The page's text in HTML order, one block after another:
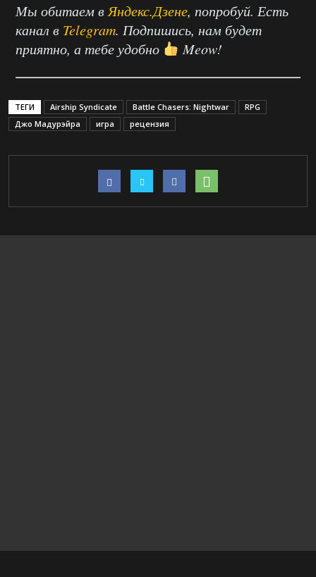
Мы обитаем в Яндекс.Дзене, попробуй. Есть
канал в Telegram. Подпишись, нам будет
приятно, а тебе удобно
Meow!
ТЕГИ Airship Syndicate Battle Chasers: Nightwar
RPG
Джо Мадурэйра
игра рецензия